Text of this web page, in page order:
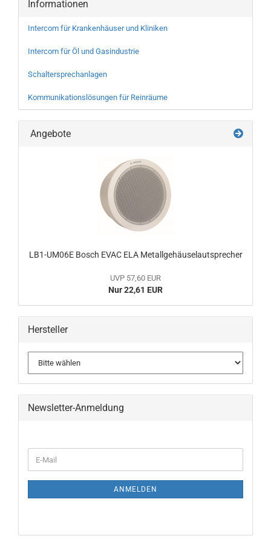
Informationen
Intercom für Krankenhäuser und Kliniken
Intercom für Öl und Gasindustrie
Schaltersprechanlagen
Kommunikationslösungen für Reinräume
Angebote
LB1-UM06E Bosch EVAC ELA Metallgehäuselautsprecher
UVP 57,60 EUR
Nur 22,61 EUR
Hersteller
Newsletter-Anmeldung
ZUR
E-
Mail
ANMELDEN